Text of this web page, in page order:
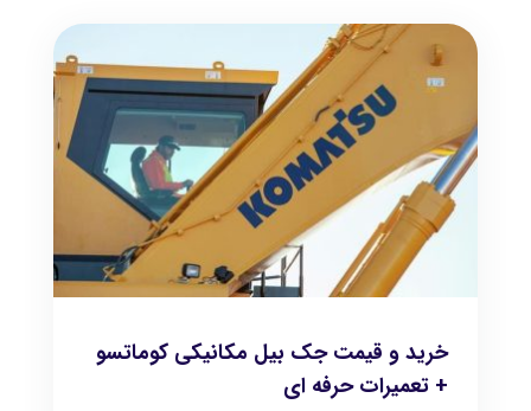
خرید و قیمت جک بیل مکانیکی کوماتسو
+ تعمیرات حرفه ای